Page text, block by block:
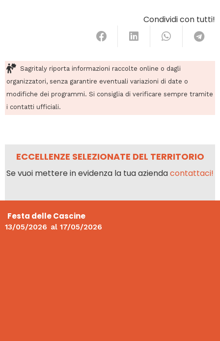
Condividi con tutti!
Sagritaly riporta informazioni raccolte online o dagli
organizzatori, senza garantire eventuali variazioni di date o
modifiche dei programmi. Si consiglia di verificare sempre tramite
i contatti ufficiali.
ECCELLENZE SELEZIONATE DEL TERRITORIO
Se vuoi mettere in evidenza la tua aziendacontattaci!
Festa delle Cascine
13/05/2026 al 17/05/2026